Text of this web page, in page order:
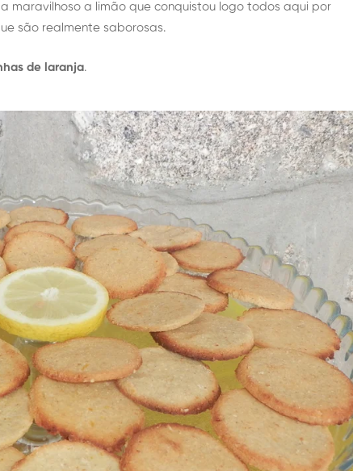
maravilhoso a limão que conquistou logo todos aqui por
são realmente saborosas.
de laranja.